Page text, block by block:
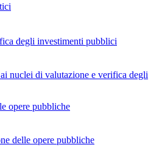
degli investimenti pubblici
nuclei di valutazione e verifica degli
opere pubbliche
delle opere pubbliche